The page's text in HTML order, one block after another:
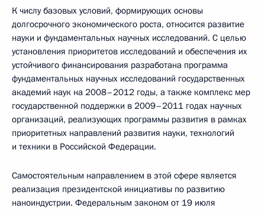
К числу базовых условий, формирующих основы
долгосрочного экономического роста, относится развитие
науки и фундаментальных научных исследований. С целью
установления приоритетов исследований и обеспечения их
устойчивого финансирования разработана программа
фундаментальных научных исследований государственных
академий наук на 2008–2012 годы, а также комплекс мер
государственной поддержки в 2009–2011 годах научных
организаций, реализующих программы развития в рамках
приоритетных направлений развития науки, технологий
и техники в Российской Федерации.
Самостоятельным направлением в этой сфере является
реализация президентской инициативы по развитию
наноиндустрии. Федеральным законом от 19 июля